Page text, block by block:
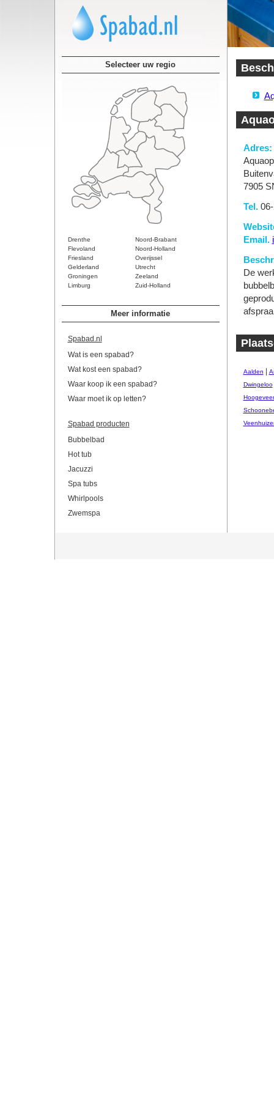
Selecteer uw regio
Drenthe
Noord-Brabant
Flevoland
Noord-Holland
Friesland
Overijssel
Gelderland
Utrecht
Groningen
Zeeland
Limburg
Zuid-Holland
Meer informatie
Spabad.nl
Wat is een spabad?
Wat kost een spabad?
Waar koop ik een spabad?
Waar moet ik op letten?
Spabad producten
Bubbelbad
Hot tub
Jacuzzi
Spa tubs
Whirlpools
Zwemspa
Adres:
7905
Tel.06-
Email.
De
Aalden
Dwingeloo